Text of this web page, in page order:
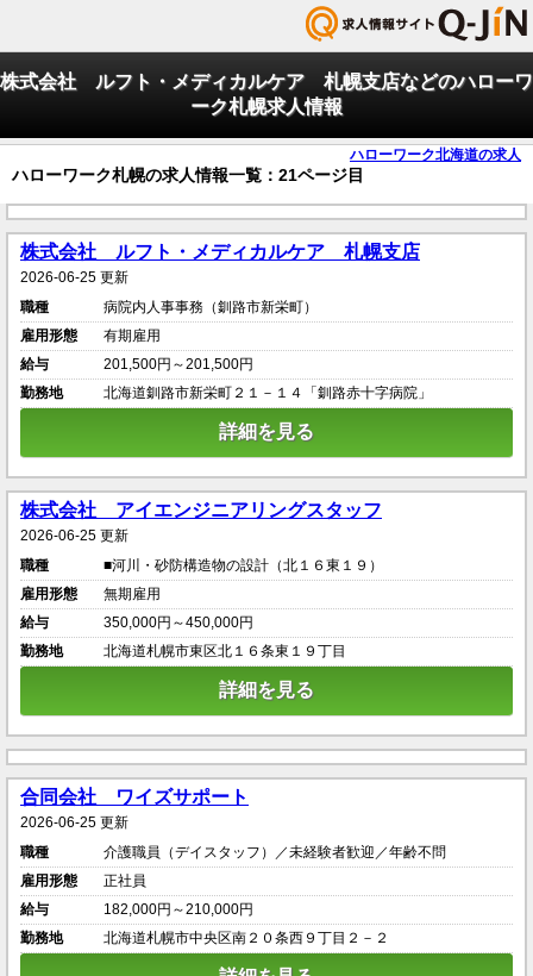
株式会社 ルフト・メディカルケア 札幌支店などのハローワ
ーク札幌求人情報
ハローワーク北海道の求人
ハローワーク札幌の求人情報一覧：21ページ目
株式会社 ルフト・メディカルケア 札幌支店
2026-06-25 更新
職種
病院内人事事務（釧路市新栄町）
雇用形態
有期雇用
給与
201,500円～201,500円
勤務地
北海道釧路市新栄町２１－１４「釧路赤十字病院」
詳細を見る
株式会社 アイエンジニアリングスタッフ
2026-06-25 更新
職種
■河川・砂防構造物の設計（北１６東１９）
雇用形態
無期雇用
給与
350,000円～450,000円
勤務地
北海道札幌市東区北１６条東１９丁目
詳細を見る
合同会社 ワイズサポート
2026-06-25 更新
職種
介護職員（デイスタッフ）／未経験者歓迎／年齢不問
雇用形態
正社員
給与
182,000円～210,000円
勤務地
北海道札幌市中央区南２０条西９丁目２－２